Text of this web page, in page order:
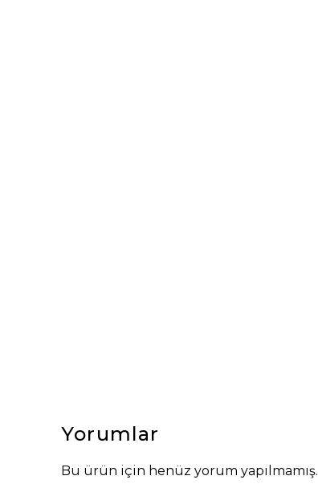
Yorumlar
Bu ürün için henüz yorum yapılmamış.